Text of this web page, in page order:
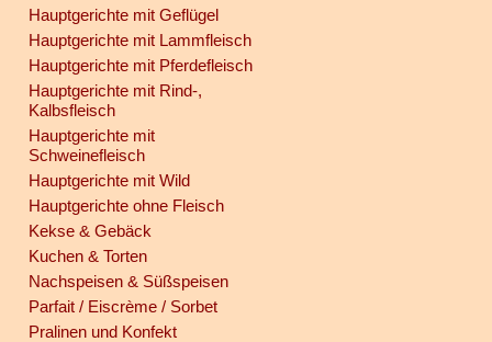
Hauptgerichte mit Geflügel
Hauptgerichte mit Lammfleisch
Hauptgerichte mit Pferdefleisch
Hauptgerichte mit Rind-,
Kalbsfleisch
Hauptgerichte mit
Schweinefleisch
Hauptgerichte mit Wild
Hauptgerichte ohne Fleisch
Kekse & Gebäck
Kuchen & Torten
Nachspeisen & Süßspeisen
Parfait / Eiscrème / Sorbet
Pralinen und Konfekt